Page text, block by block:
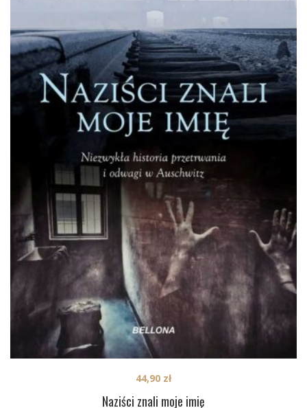
Naziści znali moje imię
44,90 zł